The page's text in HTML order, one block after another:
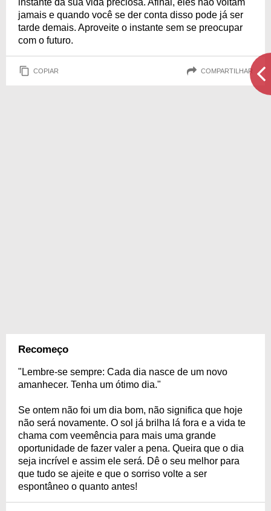
instante da sua vida preciosa. Afinal, eles não voltam
jamais e quando você se der conta disso pode já ser
tarde demais. Aproveite o instante sem se preocupar
com o futuro.
COPIAR COMPARTILHAR
Recomeço
"Lembre-se sempre: Cada dia nasce de um novo
amanhecer. Tenha um ótimo dia."
Se ontem não foi um dia bom, não significa que hoje
não será novamente. O sol já brilha lá fora e a vida te
chama com veemência para mais uma grande
oportunidade de fazer valer a pena. Queira que o dia
seja incrível e assim ele será. Dê o seu melhor para
que tudo se ajeite e que o sorriso volte a ser
espontâneo o quanto antes!